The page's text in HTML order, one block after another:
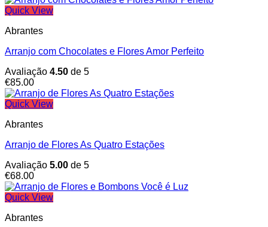
Quick View
Abrantes
Arranjo com Chocolates e Flores Amor Perfeito
Avaliação 4.50 de 5
€85.00
Quick View
Abrantes
Arranjo de Flores As Quatro Estações
Avaliação 5.00 de 5
€68.00
Quick View
Abrantes